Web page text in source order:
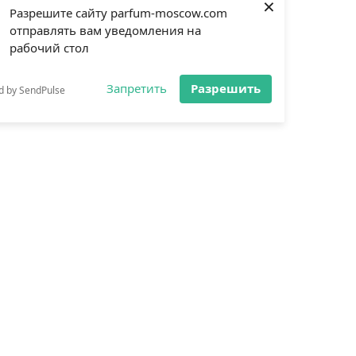
Разрешите сайту parfum-moscow.com
отправлять вам уведомления на
рабочий стол
by SendPulse Запретить Разрешить
×